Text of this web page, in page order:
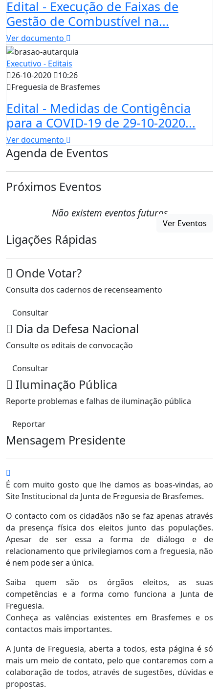
Edital - Execução de Faixas de
Gestão de Combustível na...
Ver documento
Executivo - Editais
26-10-2020
10:26
Freguesia de Brasfemes
Edital - Medidas de Contigência
para a COVID-19 de 29-10-2020...
Ver documento
Agenda de Eventos
Próximos Eventos
Não existem eventos futuros
Ver Eventos
Ligações Rápidas
Onde Votar?
Consulta dos cadernos de recenseamento
Consultar
Dia da Defesa Nacional
Consulte os editais de convocação
Consultar
Iluminação Pública
Reporte problemas e falhas de iluminação pública
Reportar
Mensagem Presidente
É com muito gosto que lhe damos as boas-vindas, ao
Site Institucional da Junta de Freguesia de Brasfemes.
O contacto com os cidadãos não se faz apenas através
da presença física dos eleitos junto das populações.
Apesar de ser essa a forma de diálogo e de
relacionamento que privilegiamos com a freguesia, não
é nem pode ser a única.
Saiba quem são os órgãos eleitos, as suas
competências e a forma como funciona a Junta de
Freguesia.
Conheça as valências existentes em Brasfemes e os
contactos mais importantes.
A Junta de Freguesia, aberta a todos, esta página é só
mais um meio de contato, pelo que contaremos com a
colaboração de todos, através de sugestões, dúvidas e
propostas.